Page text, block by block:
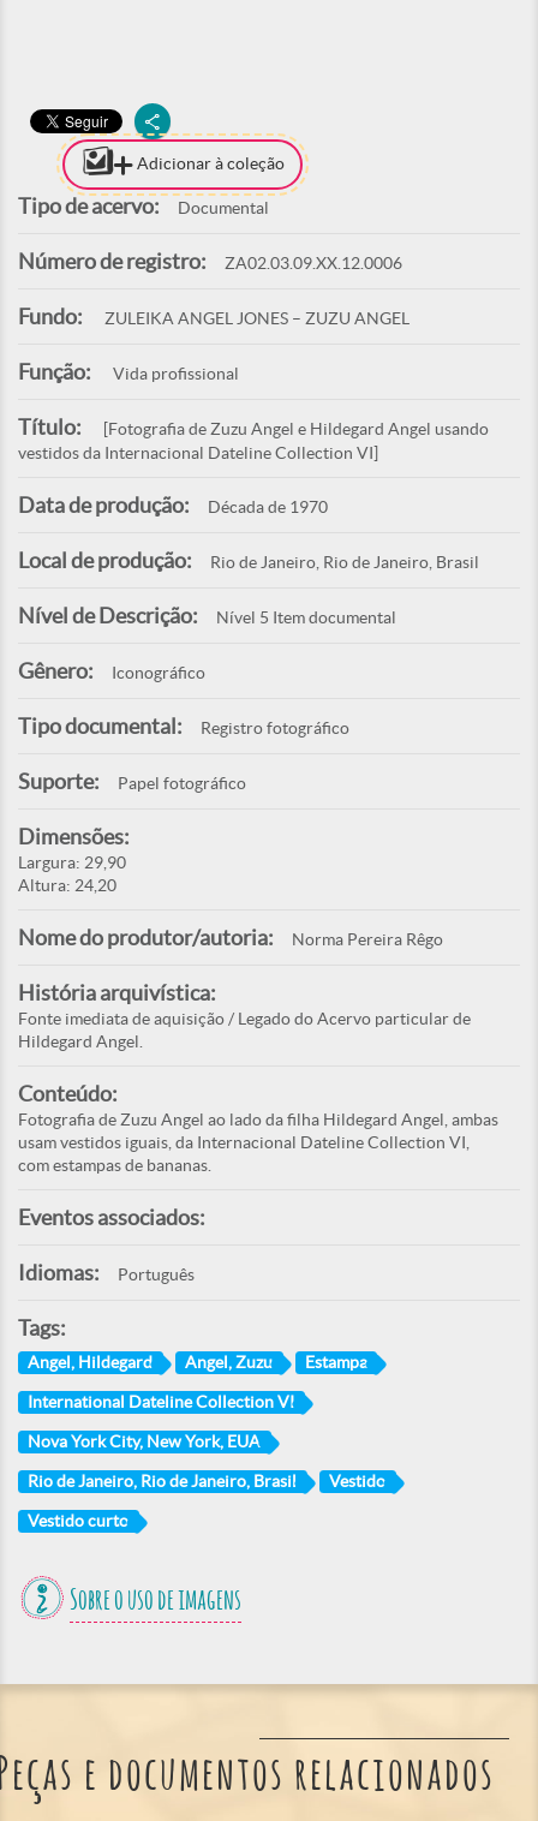
Adicionar à coleção
Tipo de acervo: Documental
Número de registro: ZA02.03.09.XX.12.0006
Fundo: ZULEIKA ANGEL JONES – ZUZU ANGEL
Função: Vida profissional
Título:
[Fotografia de Zuzu Angel e Hildegard Angel usando
vestidos da Internacional Dateline Collection VI]
Data de produção: Década de 1970
Local de produção: Rio de Janeiro, Rio de Janeiro, Brasil
Nível de Descrição: Nível 5 Item documental
Gênero: Iconográfico
Tipo documental: Registro fotográfico
Suporte: Papel fotográfico
Dimensões:
Largura: 29,90
Altura: 24,20
Nome do produtor/autoria: Norma Pereira Rêgo
História arquivística:
Fonte imediata de aquisição / Legado do Acervo particular de
Hildegard Angel.
Conteúdo:
Fotografia de Zuzu Angel ao lado da filha Hildegard Angel, ambas
usam vestidos iguais, da Internacional Dateline Collection VI,
com estampas de bananas.
Eventos associados:
Idiomas: Português
Tags:
Angel, Hildegard Angel, Zuzu Estampa
International Dateline Collection VI
Nova York City, New York, EUA
Rio de Janeiro, Rio de Janeiro, Brasil Vestido
Vestido curto
Sobre o uso de imagens
e documentos relacionados